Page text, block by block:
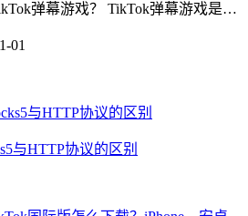
弹幕游戏？ TikTok弹幕游戏是…
01
与HTTP协议的区别